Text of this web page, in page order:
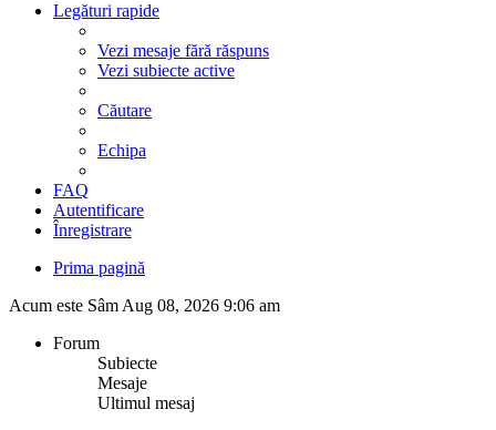
Legături rapide
Vezi mesaje fără răspuns
Vezi subiecte active
Căutare
Echipa
FAQ
Autentificare
Înregistrare
Prima pagină
Acum este Sâm Aug 08, 2026 9:06 am
Forum
Subiecte
Mesaje
Ultimul mesaj